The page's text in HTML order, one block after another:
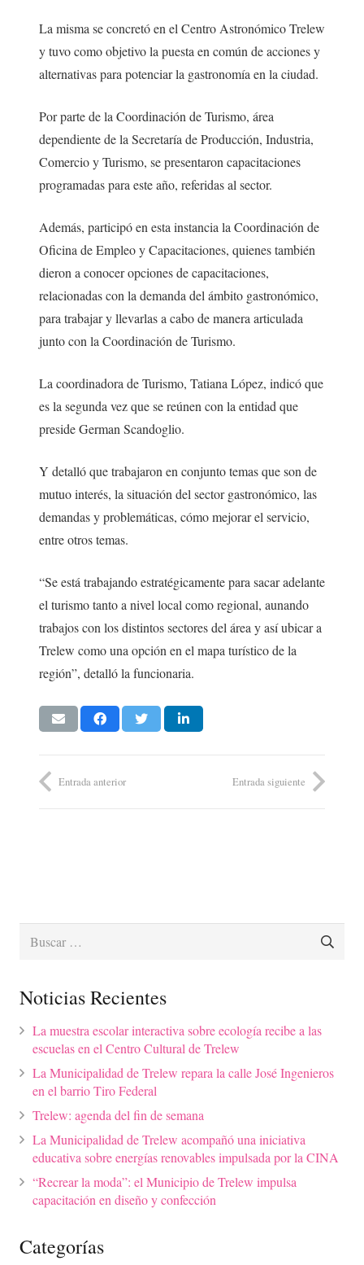
La misma se concretó en el Centro Astronómico Trelew
y tuvo como objetivo la puesta en común de acciones y
alternativas para potenciar la gastronomía en la ciudad.
Por parte de la Coordinación de Turismo, área
dependiente de la Secretaría de Producción, Industria,
Comercio y Turismo, se presentaron capacitaciones
programadas para este año, referidas al sector.
Además, participó en esta instancia la Coordinación de
Oficina de Empleo y Capacitaciones, quienes también
dieron a conocer opciones de capacitaciones,
relacionadas con la demanda del ámbito gastronómico,
para trabajar y llevarlas a cabo de manera articulada
junto con la Coordinación de Turismo.
La coordinadora de Turismo, Tatiana López, indicó que
es la segunda vez que se reúnen con la entidad que
preside German Scandoglio.
Y detalló que trabajaron en conjunto temas que son de
mutuo interés, la situación del sector gastronómico, las
demandas y problemáticas, cómo mejorar el servicio,
entre otros temas.
“Se está trabajando estratégicamente para sacar adelante
el turismo tanto a nivel local como regional, aunando
trabajos con los distintos sectores del área y así ubicar a
Trelew como una opción en el mapa turístico de la
región”, detalló la funcionaria.
Entrada anterior Entrada siguiente
Noticias Recientes
La muestra escolar interactiva sobre ecología recibe a las
escuelas en el Centro Cultural de Trelew
La Municipalidad de Trelew repara la calle José Ingenieros
en el barrio Tiro Federal
Trelew: agenda del fin de semana
La Municipalidad de Trelew acompañó una iniciativa
educativa sobre energías renovables impulsada por la CINA
“Recrear la moda”: el Municipio de Trelew impulsa
capacitación en diseño y confección
Categorías